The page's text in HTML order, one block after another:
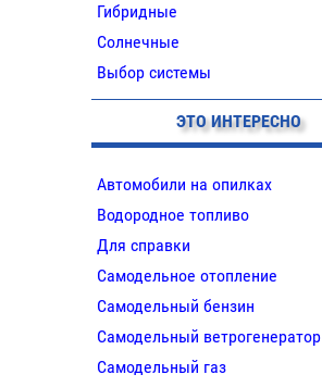
Гибридные
Солнечные
Выбор системы
ЭТО ИНТЕРЕСНО
Автомобили на опилках
Водородное топливо
Для справки
Самодельное отопление
Самодельный бензин
Самодельный ветрогенератор
Самодельный газ